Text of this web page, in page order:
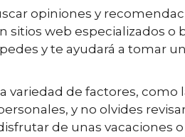
opiniones y
web especializados o
y te ayudará a tomar
variedad de factores,
y no olvides
de unas vacaciones